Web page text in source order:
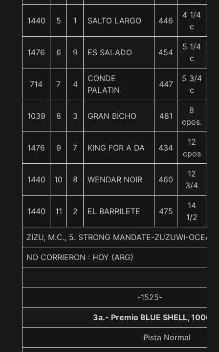
1440 5 1 SALTO LARGO 446
4 1/4
c
1476 6 9 ES SALADO 454
5 1/4
c
714 7 4
CONDE
PALATIN
447
5 3/4
c
1039 8 3 GRAN BICHO 481
8
cpos.
1476 9 7 KING FOR A DA 434
12
cpos
1440 10 8 WENDAR NOIR 460
12
3/4
1440 11 2 EL BARRILETE 475
14
1/2
ZIZU, M.C., 5. STRONG MANDATE-ZUZUWI-OCEAN
NO CORRIERON : HOY (ARG)
-1525-
3a.- Premio BLUE SHELL, 1000
Pista Normal